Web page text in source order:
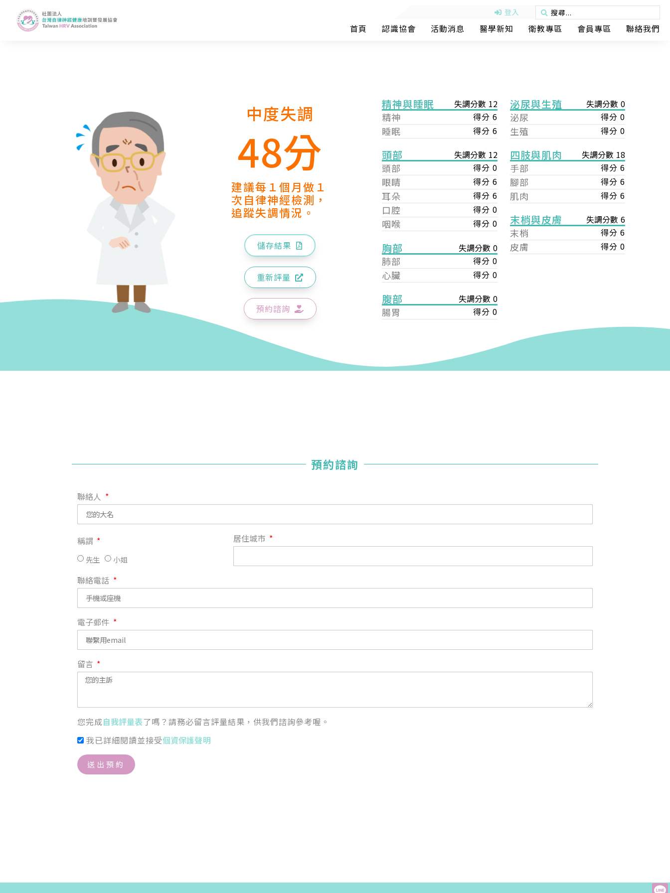
登入
首頁 認識協會 活動消息 醫學新知 衛教專區 會員專區 聯絡我們
中度失調
48分
建議每１個月做１
次自律神經檢測，
追蹤失調情況。
儲存結果
重新評量
預約諮詢
精神與睡眠 失調分數 12
精神 得分 6
睡眠 得分 6
頭部 失調分數 12
頭部 得分 0
眼睛 得分 6
耳朵 得分 6
口腔 得分 0
咽喉 得分 0
胸部 失調分數 0
肺部 得分 0
心臟 得分 0
腹部 失調分數 0
腸胃 得分 0
泌尿與生殖 失調分數 0
泌尿 得分 0
生殖 得分 0
四肢與肌肉 失調分數 18
手部 得分 6
腳部 得分 6
肌肉 得分 6
末梢與皮膚 失調分數 6
末梢 得分 6
皮膚 得分 0
預約諮詢
聯絡人
稱謂
先生 小姐
居住城市
聯絡電話
電子郵件
留言
您完成自我評量表了嗎？請務必留言評量結果，供我們諮詢參考喔。
我已詳細閱讀並接受個資保護聲明
送出預約
您好，您的會員申請，已成功送出，經本協會理事會審核
【會費】
入會費新臺幣1200元，於會員入會時繳納；常年會費1200
元，於每年度繳納。
戶名: 社團法人台灣自律神經健康培訓暨發展協會